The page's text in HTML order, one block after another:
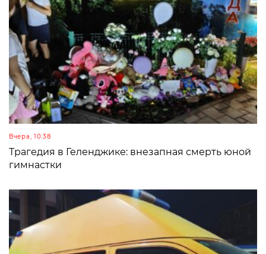
Вчера, 10:38
Трагедия в Геленджике: внезапная смерть юной
гимнастки